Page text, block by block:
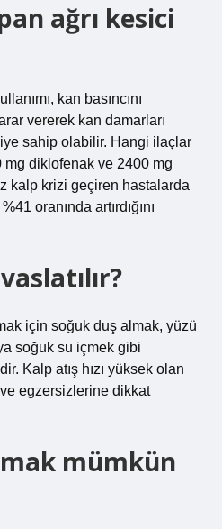
ağrı kesici
kan basıncını
vererek kan damarları
sahip olabilir. Hangi ilaçlar
mg diklofenak ve 2400 mg
kalp krizi geçiren hastalarda
oranında artırdığını
için soğuk duş almak, yüzü
soğuk su içmek gibi
Kalp atış hızı yüksek olan
egzersizlerine dikkat
mümkün